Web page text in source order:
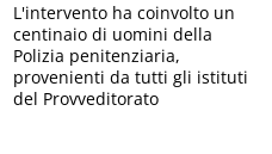
L'intervento ha coinvolto un
centinaio di uomini della
Polizia penitenziaria,
provenienti da tutti gli istituti
del Provveditorato